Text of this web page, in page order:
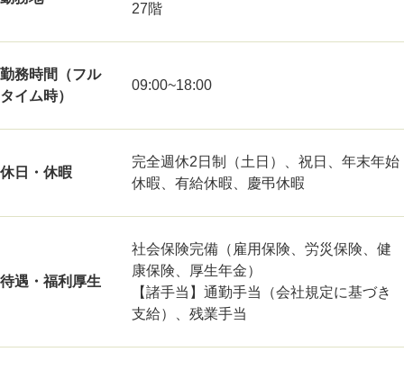
27階
勤務時間（フル
タイム時）
09:00~18:00
休日・休暇
完全週休2日制（土日）、祝日、年末年始
休暇、有給休暇、慶弔休暇
待遇・福利厚生
社会保険完備（雇用保険、労災保険、健
康保険、厚生年金）
【諸手当】通勤手当（会社規定に基づき
支給）、残業手当